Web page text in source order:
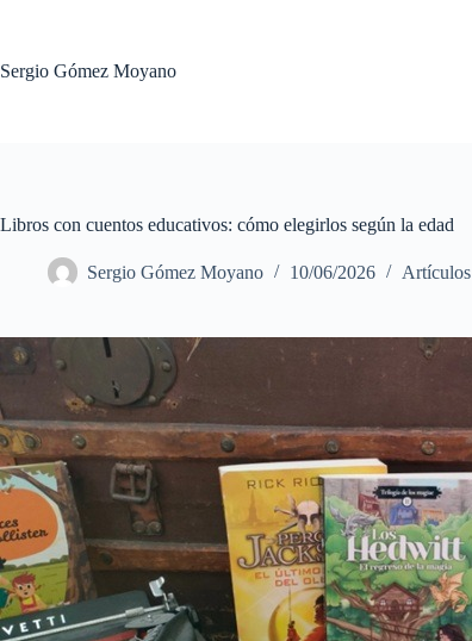
Sergio Gómez Moyano
Libros con cuentos educativos: cómo elegirlos según la edad
Sergio Gómez Moyano 10/06/2026 Artículos